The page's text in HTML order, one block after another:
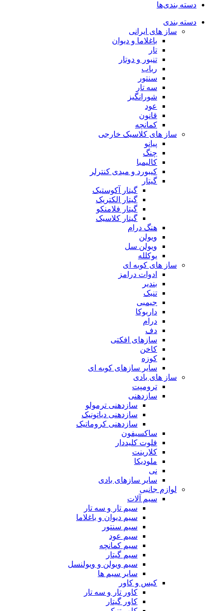
دسته بندی‌ها
دسته بندی
ساز های ایرانی
باغلاما و دیوان
تار
تنبور و دوتار
رباب
سنتور
سه تار
شورانگیز
عود
قانون
کمانچه
ساز های کلاسیک خارجی
پیانو
چنگ
کالیمبا
کیبورد و میدی کنترلر
گیتار
گیتار آکوستیک
گیتار الکتریک
گیتار فلامنکو
گیتار کلاسیک
هنگ درام
ویولن
ویولن سل
یوکلله
ساز های کوبه ای
ادوات درامز
بندیر
تنبک
جیمبی
داربوکا
درام
دف
سازهای افکتی
کاخن
کوزه
سایر سازهای کوبه ای
ساز های بادی
ترومپت
سازدهنی
سازدهنی ترمولو
سازدهنی دیاتونیک
سازدهنی کروماتیک
ساکسیفون
فلوت کلیددار
کلارینت
ملودیکا
نی
سایر سازهای بادی
لوازم جانبی
سیم آلات
سیم تار و سه تار
سیم دیوان و باغلاما
سیم سنتور
سیم عود
سیم کمانچه
سیم گیتار
سیم ویولن و ویولنسل
سایر سیم ها
کیس و کاور
کاور تار و سه تار
کاور گیتار